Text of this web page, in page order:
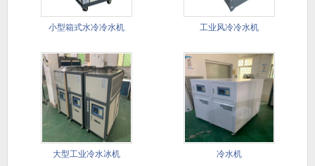
小型箱式水冷冷水机 工业风冷冷水机
大型工业冷水冰机 冷水机